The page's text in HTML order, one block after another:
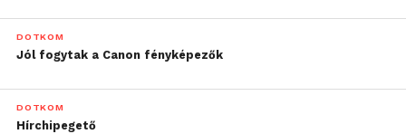
DOTKOM
Jól fogytak a Canon fényképezők
DOTKOM
Hírchipegető